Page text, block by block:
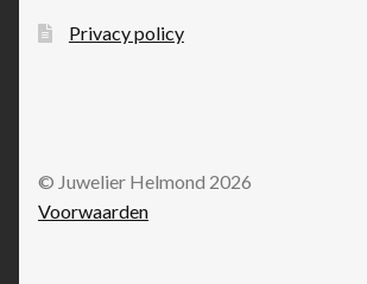
Privacy policy
© Juwelier Helmond 2026
Voorwaarden